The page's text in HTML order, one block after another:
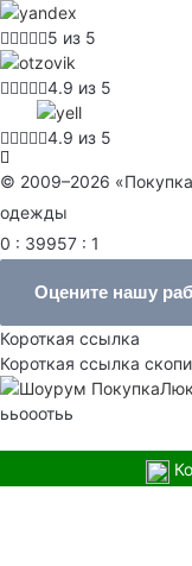
5 из 5
4.9 из 5
4.9 из 5
© 2009–2026
одежды
0 : 39957 : 1
Оцените нашу
Короткая ссылка
Короткая ссылка
ььооотьь